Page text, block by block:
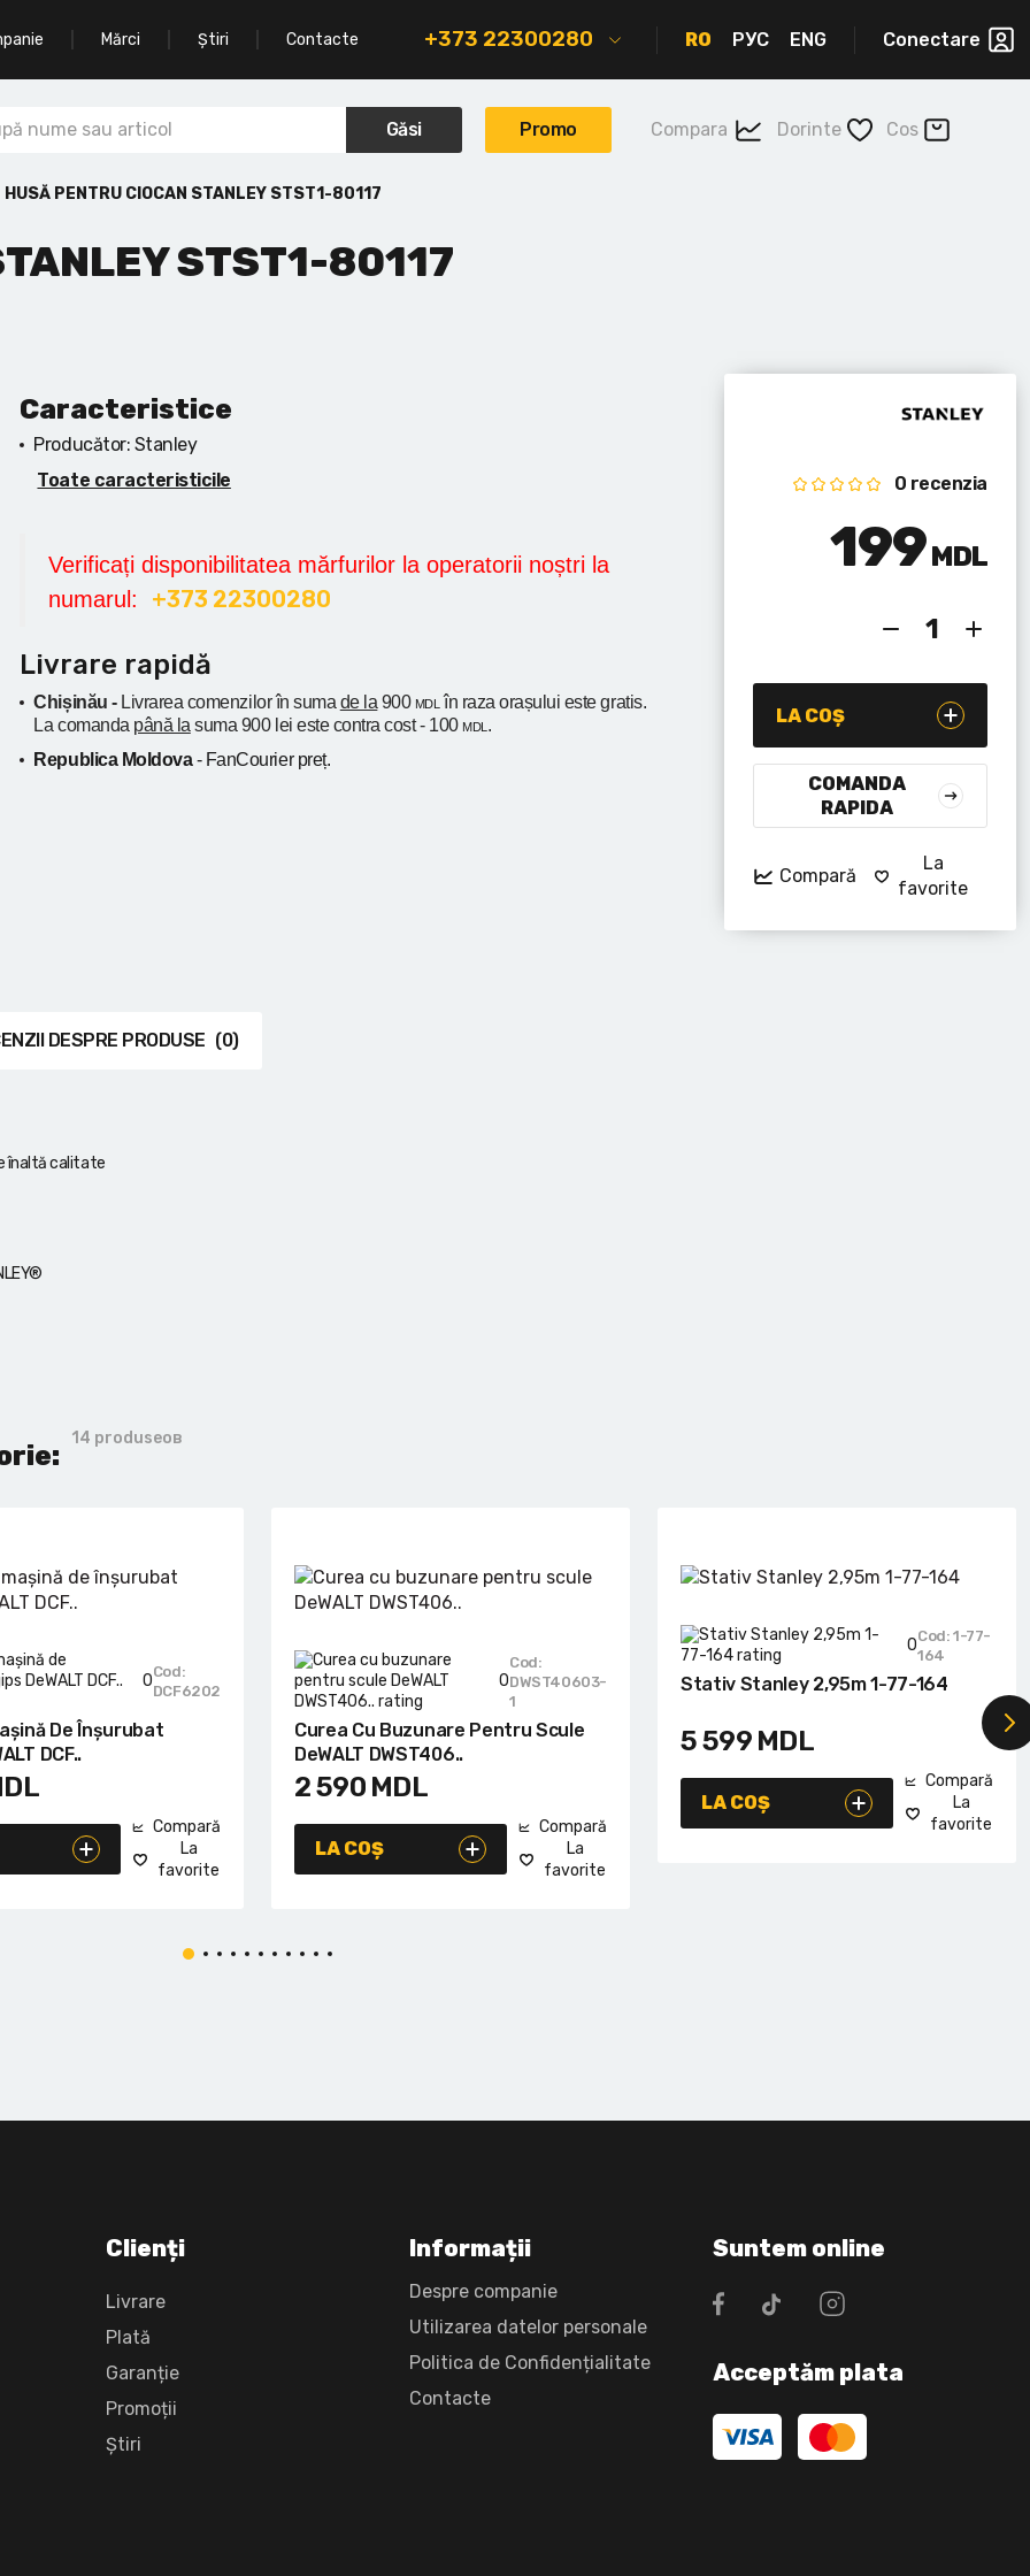
Mărci Știri Contacte +373 22300280 RO РУС ENG Conectare
Găsi Promo Compara Dorinte Cos
HUSĂ PENTRU CIOCAN STANLEY STST1-80117
STST1-80117
Caracteristice
Producător: Stanley
Toate caracteristicile
Verificați disponibilitatea mărfurilor la operatorii noștri la
numarul: +373 22300280
Livrare rapidă
Chișinău - Livrarea comenzilor în suma de la 900 MDL în raza orașului este gratis.
La comanda până la suma 900 lei este contra cost - 100 MDL .
Republica Moldova- FanCourier preț.
0 recenzia
199MDL
LA COȘ
COMANDA
RAPIDA
Compară
La
favorite
DESPRE PRODUSE (0)
înaltă calitate
14 produseов
0Cod:
DCF6202
De Înșurubat
DCF..
Compară
La
favorite
0
Cod:
DWST40603-
1
Curea Cu Buzunare Pentru Scule
DeWALT DWST406..
2 590 MDL
LA COȘ
Compară
La
favorite
0Cod: 1-77-
164
Stativ Stanley 2,95m 1-77-164
5 599 MDL
LA COȘ
Compară
La
favorite
Clienți
Livrare
Plată
Garanție
Promoții
Știri
Informații
Despre companie
Utilizarea datelor personale
Politica de Confidențialitate
Сontacte
Suntem online
Acceptăm plata